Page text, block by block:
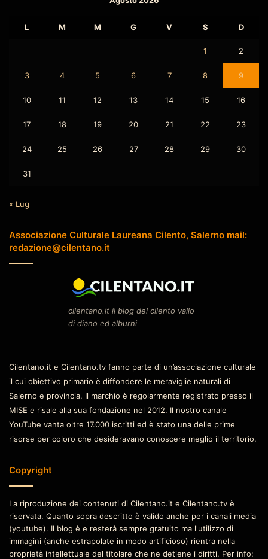
L M M G V S D
1 2
3 4 5 6 7 8 9
10 11 12 13 14 15 16
17 18 19 20 21 22 23
24 25 26 27 28 29 30
31
« Lug
Associazione Culturale Laureana Cilento, Salerno mail:
redazione@cilentano.it
cilentano.it il blog del cilento vallo
di diano ed alburni
Cilentano.it e Cilentano.tv fanno parte di un’associazione culturale
il cui obiettivo primario è diffondere le meraviglie naturali di
Salerno e provincia. Il marchio è regolarmente registrato presso il
MISE e risale alla sua fondazione nel 2012. Il nostro canale
YouTube vanta oltre 17.000 iscritti ed è stato una delle prime
risorse per coloro che desideravano conoscere meglio il territorio.
Copyright
La riproduzione dei contenuti di Cilentano.it e Cilentano.tv è
riservata. Quanto sopra descritto è valido anche per i canali media
(youtube). Il blog è e resterà sempre gratuito ma l'utilizzo di
immagini (anche estrapolate in modo artificioso) rientra nella
proprietà intellettuale del titolare che ne detiene i diritti. Per info: